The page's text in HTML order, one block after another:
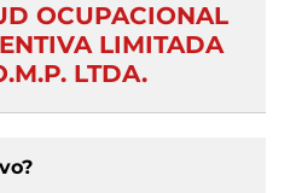
OCUPACIONAL
LIMITADA
LTDA.